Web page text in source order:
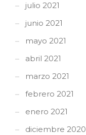
julio 2021
junio 2021
mayo 2021
abril 2021
marzo 2021
febrero 2021
enero 2021
diciembre 2020